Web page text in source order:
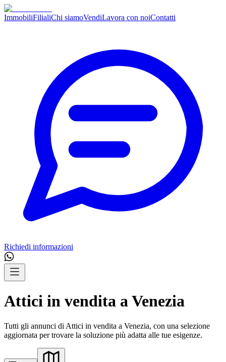
ImmobiliFilialiChi siamoVendiLavora con noiContatti
Richiedi informazioni
Attici in vendita a Venezia
Tutti gli annunci di Attici in vendita a Venezia, con una selezione
aggiornata per trovare la soluzione più adatta alle tue esigenze.